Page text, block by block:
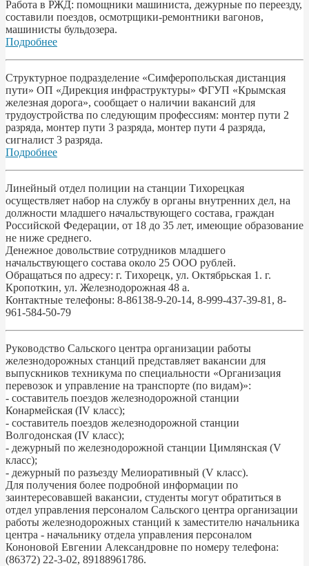
Работа в РЖД: помощники машиниста, дежурные по переезду,
составили поездов, осмотрщики-ремонтники вагонов,
машинисты бульдозера.
Подробнее
Структурное подразделение «Симферопольская дистанция
пути» ОП «Дирекция инфраструктуры» ФГУП «Крымская
железная дорога», сообщает о наличии вакансий для
трудоустройства по следующим профессиям: монтер пути 2
разряда, монтер пути 3 разряда, монтер пути 4 разряда,
сигналист 3 разряда.
Подробнее
Линейный отдел полиции на станции Тихорецкая
осуществляет набор на службу в органы внутренних дел, на
должности младшего начальствующего состава, граждан
Российской Федерации, от 18 до 35 лет, имеющие образование
не ниже среднего.
Денежное довольствие сотрудников младшего
начальствующего состава около 25 ООО рублей.
Обращаться по адресу: г. Тихорецк, ул. Октябрьская 1. г.
Кропоткин, ул. Железнодорожная 48 а.
Контактные телефоны: 8-86138-9-20-14, 8-999-437-39-81, 8-
961-584-50-79
Руководство Сальского центра организации работы
железнодорожных станций представляет вакансии для
выпускников техникума по специальности «Организация
перевозок и управление на транспорте (по видам)»:
- составитель поездов железнодорожной станции
Конармейская (IV класс);
- составитель поездов железнодорожной станции
Волгодонская (IV класс);
- дежурный по железнодорожной станции Цимлянская (V
класс);
- дежурный по разъезду Мелиоративный (V класс).
Для получения более подробной информации по
заинтересовавшей вакансии, студенты могут обратиться в
отдел управления персоналом Сальского центра организации
работы железнодорожных станций к заместителю начальника
центра - начальнику отдела управления персоналом
Кононовой Евгении Александровне по номеру телефона:
(86372) 22-3-02, 89188961786.